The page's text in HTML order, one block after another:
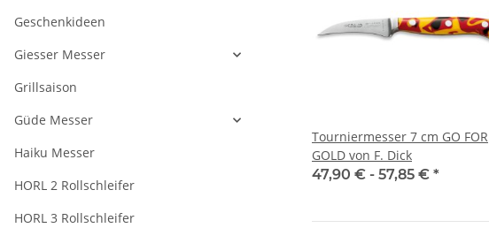
Tourniermesser 7 cm GO FOR
GOLD von F. Dick
47,90 € - 57,85 € *
Geschenkideen
Giesser Messer
Grillsaison
Güde Messer
Haiku Messer
HORL 2 Rollschleifer
HORL 3 Rollschleifer